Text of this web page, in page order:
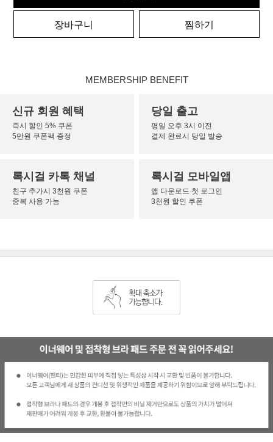
장바구니 찜하기
MEMBERSHIP BENEFIT
신규 회원 혜택
즉시 할인 5% 쿠폰
5만원 쿠폰팩 증정
당일 출고
평일 오후 3시 이전
결제 완료시 당일 발송
록시걸 카톡 채널
친구 추가시 3천원 쿠폰
중복 사용 가능
록시걸 모바일앱
앱 다운로드 첫 로그인
3천원 할인 쿠폰